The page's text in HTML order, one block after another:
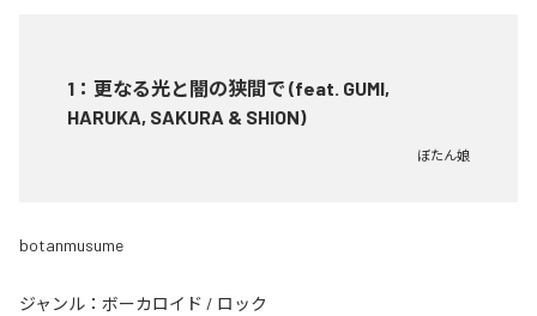
1 ： 更なる光と闇の狭間で (feat. GUMI,
HARUKA, SAKURA & SHION)
ぼたん娘
botanmusume
ジャンル： ボーカロイド / ロック